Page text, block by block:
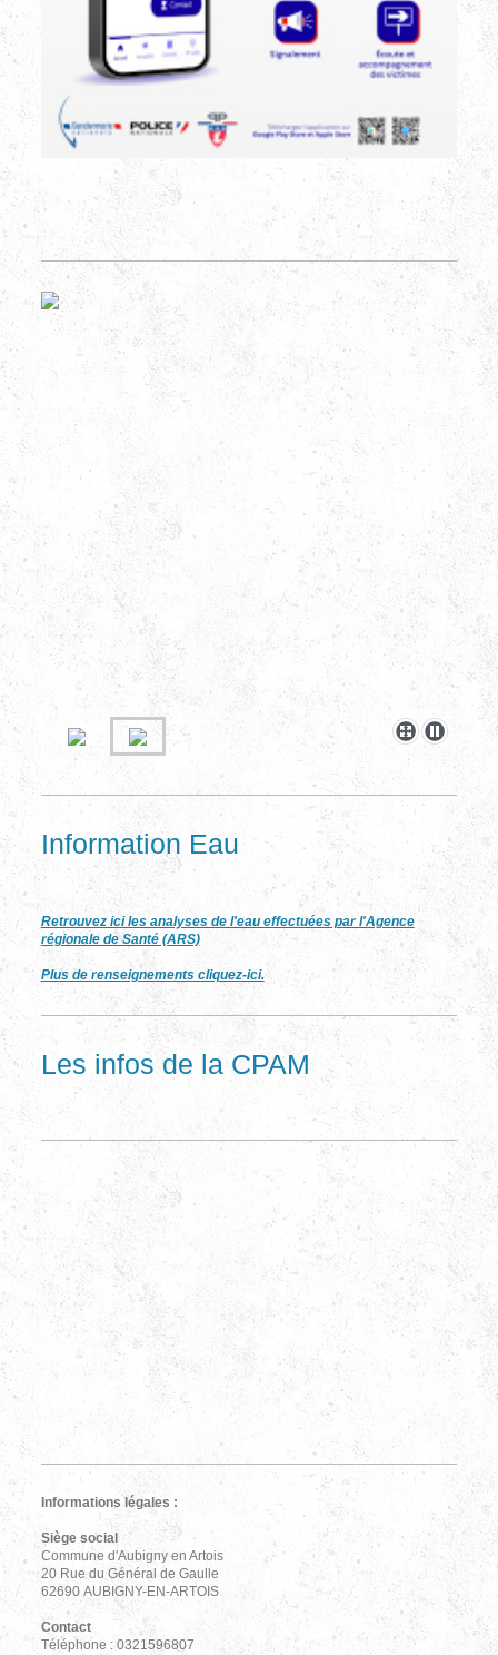
Information Eau
Retrouvez ici les analyses de l'eau effectuées par l'Agence
régionale de Santé (ARS)
Plus de renseignements cliquez-ici.
Les infos de la CPAM
Informations légales :
Siège social
Commune d'Aubigny en Artois
20 Rue du Général de Gaulle
62690 AUBIGNY-EN-ARTOIS
Contact
Téléphone : 0321596807